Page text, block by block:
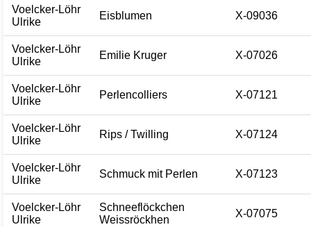
Voelcker-Löhr
Ulrike
Eisblumen X-09036
Voelcker-Löhr
Ulrike
Emilie Kruger X-07026
Voelcker-Löhr
Ulrike
Perlencolliers X-07121
Voelcker-Löhr
Ulrike
Rips / Twilling X-07124
Voelcker-Löhr
Ulrike
Schmuck mit Perlen X-07123
Voelcker-Löhr
Ulrike
Schneeflöckchen
Weissröckhen
X-07075